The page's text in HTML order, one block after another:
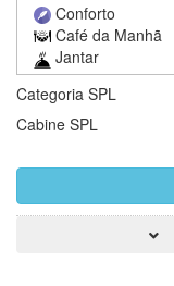
Conforto
Café da Manhã
Jantar
Categoria SPL
Cabine SPL